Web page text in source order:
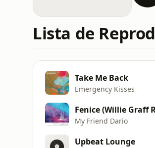
Lista de
Take Me Back
Emergency Kisses
Fenice (Willie Graff
My Friend Dario
Upbeat Lounge